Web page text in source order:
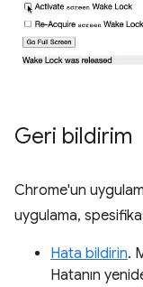
Geri bildirim
Chrome'un
uygulama,
Hata bildirin.
Hatanın